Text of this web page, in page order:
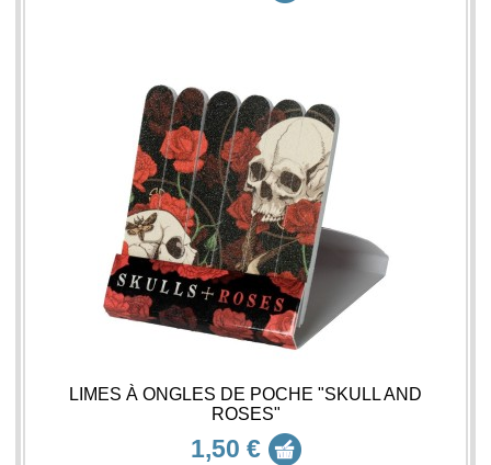
LIMES À ONGLES DE POCHE "SKULL AND
ROSES"
1,50 €